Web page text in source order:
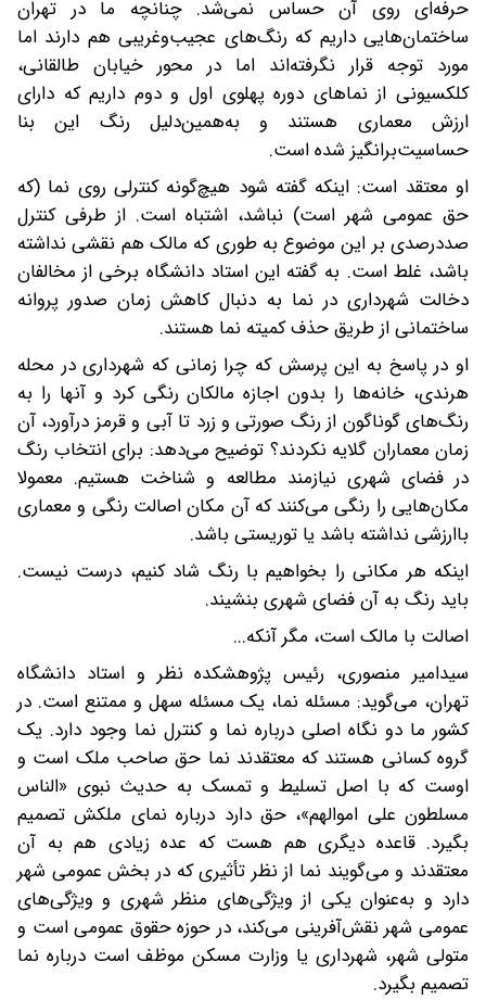
حرفه‌ای روی آن حساس نمی‌شد. چنانچه ما در تهران
ساختمان‌هایی داریم که رنگ‌های عجیب‌و‌غریبی هم دارند اما
مورد توجه قرار نگرفته‌اند اما در محور خیابان طالقانی،
کلکسیونی از نماهای دوره پهلوی اول و دوم داریم که دارای
ارزش معماری هستند و به‌همین‌دلیل رنگ این بنا
حساسیت‌برانگیز شده است.
او معتقد است: اینکه گفته شود هیچ‌گونه کنترلی روی نما (که
حق عمومی شهر است) نباشد، اشتباه است. از طرفی کنترل‌
صددرصدی بر این موضوع به‌ طوری که مالک هم نقشی نداشته
باشد، غلط است. به گفته این استاد دانشگاه برخی از مخالفان
دخالت شهرداری در نما به دنبال کاهش زمان صدور پروانه
ساختمانی از طریق حذف کمیته نما هستند.
او در پاسخ به این پرسش که چرا زمانی که شهرداری در محله
هرندی، خانه‌ها را بدون اجازه مالکان رنگی کرد و آنها را به
رنگ‌های گوناگون از رنگ صورتی و زرد تا آبی و قرمز درآورد، آن
زمان معماران گلایه نکردند؟ توضیح می‌دهد: برای انتخاب رنگ
در فضای شهری نیازمند مطالعه و شناخت هستیم. معمولا
مکان‌هایی را رنگی می‌کنند که آن مکان اصالت رنگی و معماری
باارزشی نداشته باشد یا توریستی باشد.
اینکه هر مکانی را بخواهیم با رنگ شاد کنیم، درست نیست.
باید رنگ به آن فضای شهری بنشیند.
اصالت با مالک است، مگر آنکه...
سیدامیر منصوری، رئیس پژوهشکده نظر و استاد دانشگاه
تهران، می‌گوید: مسئله نما، یک مسئله سهل و ممتنع است. در
کشور ما دو نگاه اصلی درباره نما و کنترل نما وجود دارد. یک
گروه کسانی هستند که معتقدند نما حق صاحب ملک است و
اوست که با اصل تسلیط و تمسک به حدیث نبوی «الناس
مسلطون علی اموالهم»، حق دارد درباره نمای ملکش تصمیم
بگیرد. قاعده دیگری هم هست که عده زیادی هم به آن
معتقدند و می‌گویند نما از نظر تأثیری که در بخش عمومی شهر
دارد و به‌عنوان یکی از ویژگی‌های منظر شهری و ویژگی‌های
عمومی شهر نقش‌آفرینی می‌کند، در حوزه حقوق عمومی است و
متولی شهر، شهرداری یا وزارت مسکن موظف است درباره نما
تصمیم بگیرد.